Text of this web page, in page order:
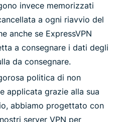
invece memorizzati
a ogni riavvio del
anche se ExpressVPN
a consegnare i dati degli
da consegnare.
politica di non
applicata grazie alla sua
abbiamo progettato con
server VPN per